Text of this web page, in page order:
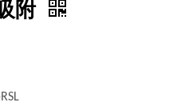
附